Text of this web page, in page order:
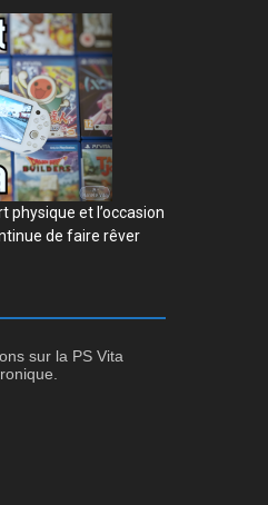
physique et l’occasion
de faire rêver
sur la PS Vita